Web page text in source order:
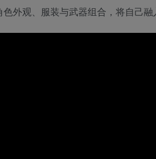
外观、服装与武器组合，将自己融